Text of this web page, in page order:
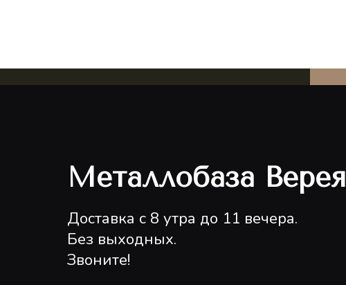
Металлобаза Верея
Доставка с 8 утра до 11 вечера.
Без выходных.
Звоните!